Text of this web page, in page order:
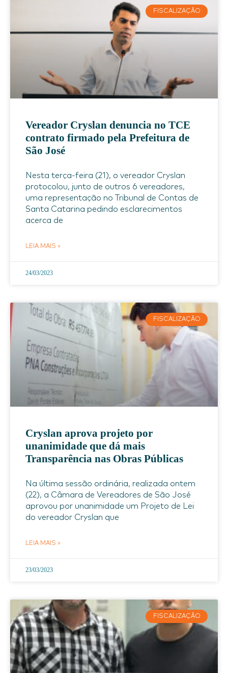
FISCALIZAÇÃO
Vereador Cryslan denuncia no TCE
contrato firmado pela Prefeitura de
São José
Nesta terça-feira (21), o vereador Cryslan
protocolou, junto de outros 6 vereadores,
uma representação no Tribunal de Contas de
Santa Catarina pedindo esclarecimentos
acerca de
LEIA MAIS »
24/03/2023
FISCALIZAÇÃO
Cryslan aprova projeto por
unanimidade que dá mais
Transparência nas Obras Públicas
Na última sessão ordinária, realizada ontem
(22), a Câmara de Vereadores de São José
aprovou por unanimidade um Projeto de Lei
do vereador Cryslan que
LEIA MAIS »
23/03/2023
FISCALIZAÇÃO